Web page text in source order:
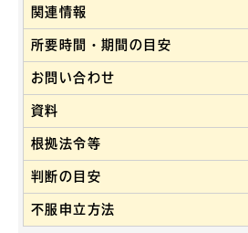
関連情報
所要時間・期間の目安
お問い合わせ
資料
根拠法令等
判断の目安
不服申立方法